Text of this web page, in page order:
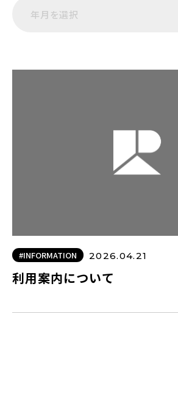
年月を選択
#INFORMATION 2026.04.21
利用案内について